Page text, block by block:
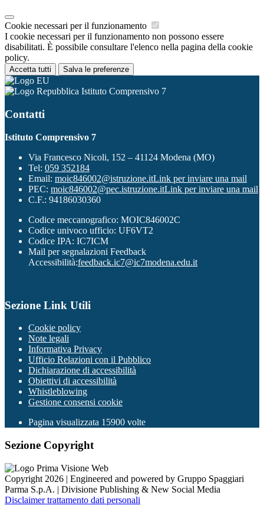
Cookie necessari per il funzionamento
I cookie necessari per il funzionamento non possono essere
disabilitati. È possibile consultare l'elenco nella pagina della cookie
policy.
Accetta tutti Salva le preferenze
Istituto Comprensivo 7
Contatti
Istituto Comprensivo 7
Via Francesco Nicoli, 152 – 41124 Modena (MO)
Tel: 059 352184
Email: moic846002@istruzione.itLink per inviare una mail
PEC: moic846002@pec.istruzione.itLink per inviare una mail
C.F.: 94186030360
Codice meccanografico: MOIC846002C
Codice univoco ufficio: UF6VT2
Codice IPA: IC7ICM
Mail per segnalazioni Feedback
Accessibilità:feedback.ic7@ic7modena.edu.it
Sezione Link Utili
Cookie policy
Note legali
Informativa Privacy
Ufficio Relazioni con il Pubblico
Dichiarazione di accessibilità
Obiettivi di accessibilità
Whistleblowing
Gestione consensi cookie
Pagina visualizzata 15900 volte
Sezione Copyright
Copyright 2026 | Engineered and powered by Gruppo Spaggiari
Parma S.p.A. | Divisione Publishing & New Social Media
Disclaimer trattamento dati personali